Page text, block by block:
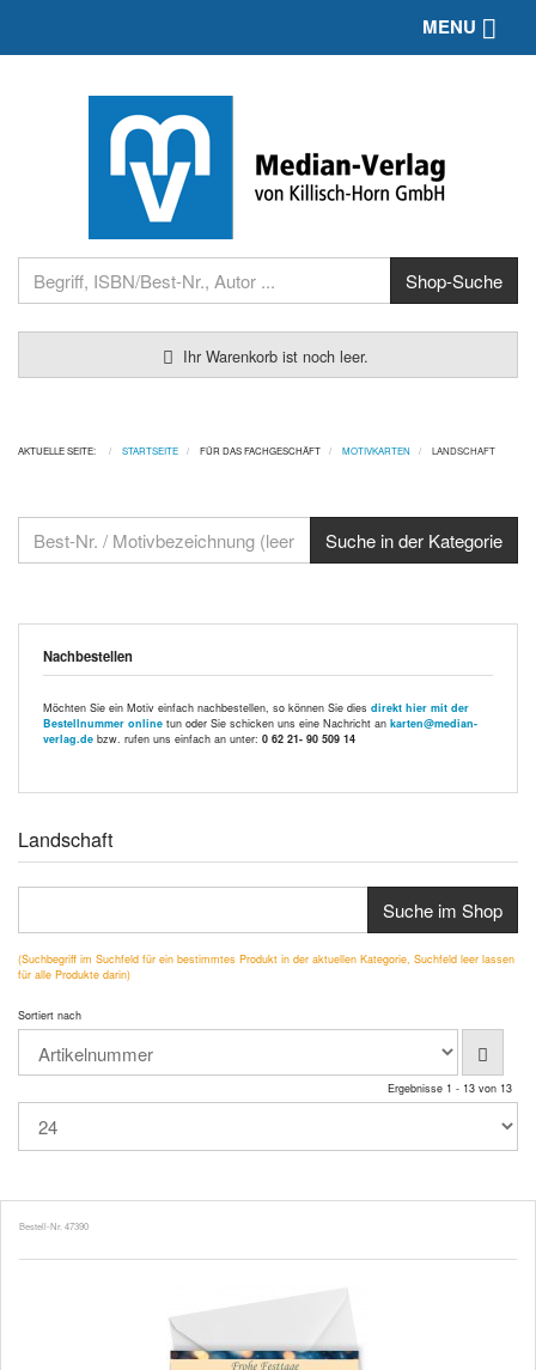
Ihr Warenkorb ist noch leer.
MENU
AKTUELLE SEITE: STARTSEITE FÜR DAS FACHGESCHÄFT MOTIVKARTEN LANDSCHAFT
Nachbestellen
Möchten Sie ein Motiv einfach nachbestellen, so können Sie dies direkt hier mit der
Bestellnummer online tun oder Sie schicken uns eine Nachricht an karten@median-
verlag.de bzw. rufen uns einfach an unter: 0 62 21- 90 509 14
Landschaft
Suche im Shop
(Suchbegriff im Suchfeld für ein bestimmtes Produkt in der aktuellen Kategorie, Suchfeld leer lassen
für alle Produkte darin)
Sortiert nach
Ergebnisse 1 - 13 von 13
Bestell-Nr. 47390